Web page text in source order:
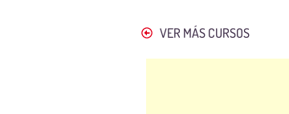
VER MÁS CURSOS